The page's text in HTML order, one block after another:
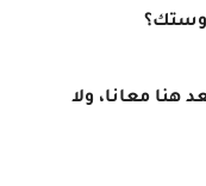
هنا معانا، ولا